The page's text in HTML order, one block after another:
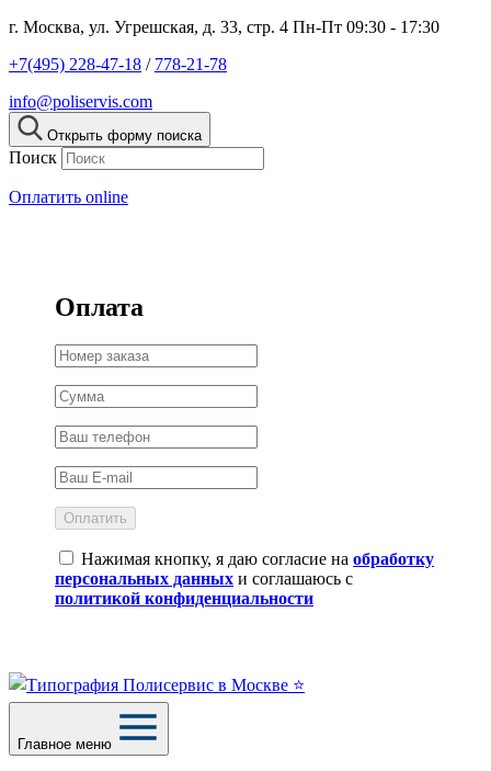
г. Москва, ул. Угрешская, д. 33, стр. 4 Пн-Пт 09:30 - 17:30
+7(495) 228-47-18 / 778-21-78
info@poliservis.com
Открыть форму поиска
Поиск
Оплатить online
Оплата
Оплатить
Нажимая кнопку, я даю согласие на обработку
персональных данных и соглашаюсь с
политикой конфиденциальности
Главное меню